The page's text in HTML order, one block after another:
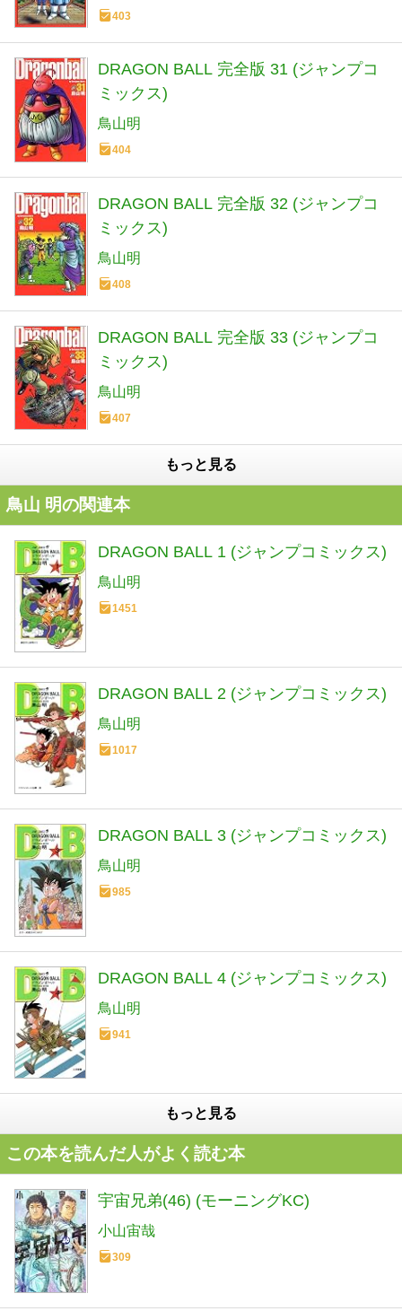
403
DRAGON BALL 完全版 31 (ジャンプコ
ミックス)
鳥山明
404
DRAGON BALL 完全版 32 (ジャンプコ
ミックス)
鳥山明
408
DRAGON BALL 完全版 33 (ジャンプコ
ミックス)
鳥山明
407
もっと見る
鳥山 明の関連本
DRAGON BALL 1 (ジャンプコミックス)
鳥山明
1451
DRAGON BALL 2 (ジャンプコミックス)
鳥山明
1017
DRAGON BALL 3 (ジャンプコミックス)
鳥山明
985
DRAGON BALL 4 (ジャンプコミックス)
鳥山明
941
もっと見る
この本を読んだ人がよく読む本
宇宙兄弟(46) (モーニングKC)
小山宙哉
309